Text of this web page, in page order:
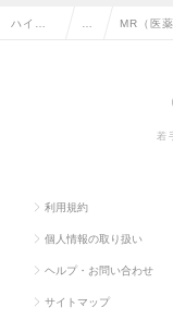
ハイク MR（医
販売担当
若
利用規約
個人情報の取り扱い
ヘルプ・お問い合わせ
サイトマップ